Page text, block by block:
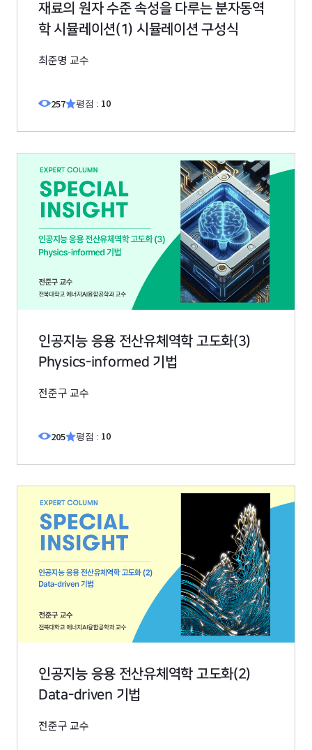
재료의 원자 수준 속성을 다루는 분자동역
학 시뮬레이션(1) 시뮬레이션 구성식
최준명 교수
257 평점 : 10
인공지능 응용 전산유체역학 고도화(3)
Physics-informed 기법
전준구 교수
205 평점 : 10
인공지능 응용 전산유체역학 고도화(2)
Data-driven 기법
전준구 교수